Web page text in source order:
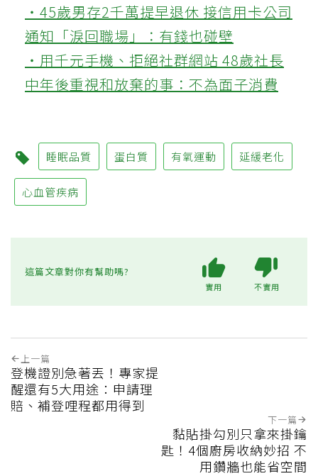
‧45歲男存2千萬提早退休 接信用卡公司
通知「淚回職場」：有錢也碰壁
‧用千元手機、拒絕社群網站 48歲社長
中年後重視和放棄的事：不為面子消費
睡眠品質 蛋白質 有氧運動 延緩老化
心血管疾病
這篇文章對你有幫助嗎?
實用 不實用
上一篇
登機證別急著丟！專家提
醒還有5大用途：申請理
賠、補登哩程都用得到
下一篇
黏貼掛勾別只拿來掛鑰
匙！4個廚房收納妙招 不
用鑽牆也能省空間